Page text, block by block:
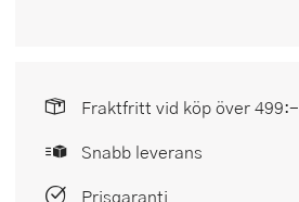
Fraktfritt vid köp över 499:-
Snabb leverans
Prisgaranti